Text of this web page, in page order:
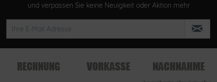
und verpassen Sie keine Neuigkeit oder Aktion mehr